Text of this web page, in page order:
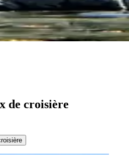
de croisière